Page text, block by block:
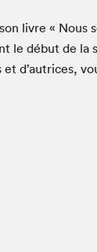
Le
livre « Nous
le début de la
d’autrices,